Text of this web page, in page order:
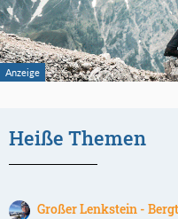
Heiße Themen
Großer Lenkstein -